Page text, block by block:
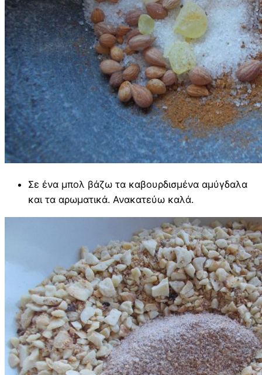
Σε ένα μπολ βάζω τα καβουρδισμένα αμύγδαλα
και τα αρωματικά. Ανακατεύω καλά.